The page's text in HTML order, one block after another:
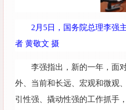
2月5日，国务院总理李强
者 黄敬文 摄
李强指出，新的一年，面
外、当前和长远、宏观和微观
引性强、撬动性强的工作抓手